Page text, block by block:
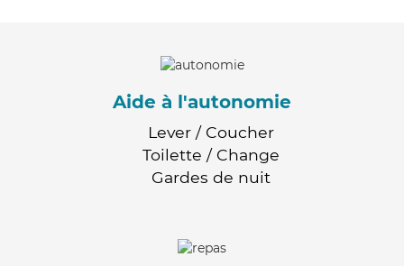
Aide à l'autonomie
Lever / Coucher
Toilette / Change
Gardes de nuit